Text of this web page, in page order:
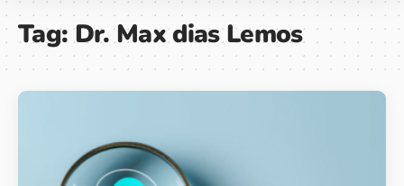
Tag:Dr. Max dias Lemos